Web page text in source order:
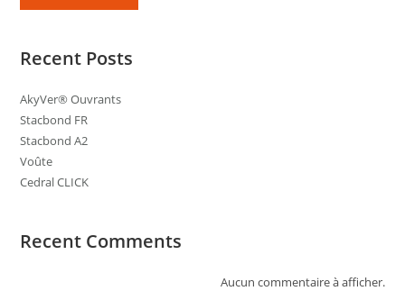
Recent Posts
AkyVer® Ouvrants
Stacbond FR
Stacbond A2
Voûte
Cedral CLICK
Recent Comments
Aucun commentaire à afficher.